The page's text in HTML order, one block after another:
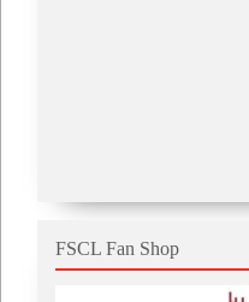
FSCL Fan Shop